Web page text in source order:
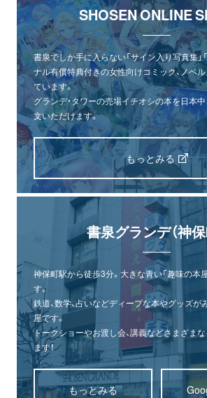
SHOSEN ONLINE
書泉でしか手に入らない「サイン入り写真集」
ナル有償特典付きの女性向けコミック、ノベ
ています。
グランデ・タワーの売場イチオシの本を日本
文いただけます。
もっとみる
書泉グランデ（神保
神保町駅から徒歩3分。大きな青い「趣味の本
す。
鉄道、数学、占いなどディープな本やグッズ
屋です。
トークショーやお渡し会、講義などさまざま
ます！
もっとみる